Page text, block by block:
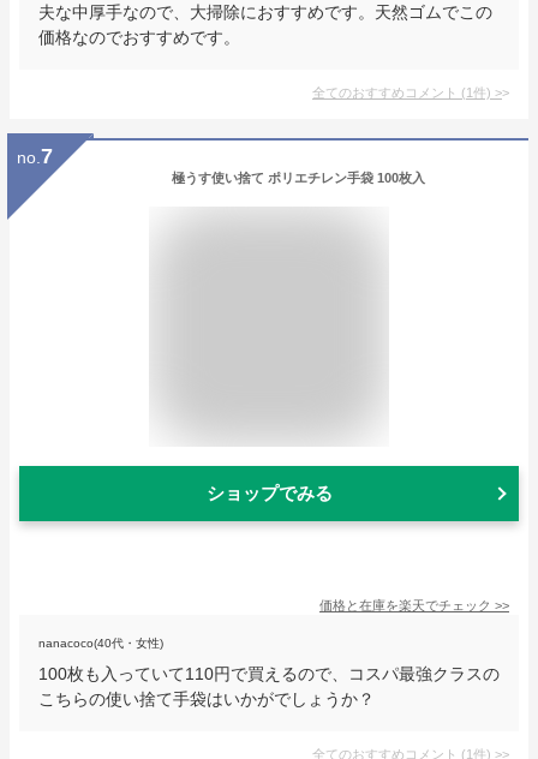
夫な中厚手なので、大掃除におすすめです。天然ゴムでこの
価格なのでおすすめです。
全てのおすすめコメント (1件) >
no. 7
極うす使い捨て ポリエチレン手袋 100枚入
ショップでみる
価格と在庫を楽天でチェック >>
nanacoco(40代・女性)
100枚も入っていて110円で買えるので、コスパ最強クラスの
こちらの使い捨て手袋はいかがでしょうか？
全てのおすすめコメント (1件) >